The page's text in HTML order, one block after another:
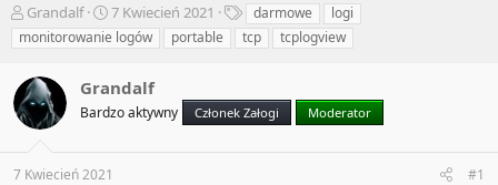
A
u
t
r
t
e
m
a
Grandalf
R
o
z
o
c
ę
t
7 Kwiecień 2021
T
a
g
darmowe
logi
monitorowanie logów
portable tcp tcplogview
Grandalf
Bardzo aktywny Członek Załogi Moderator
7 Kwiecień 2021 #1